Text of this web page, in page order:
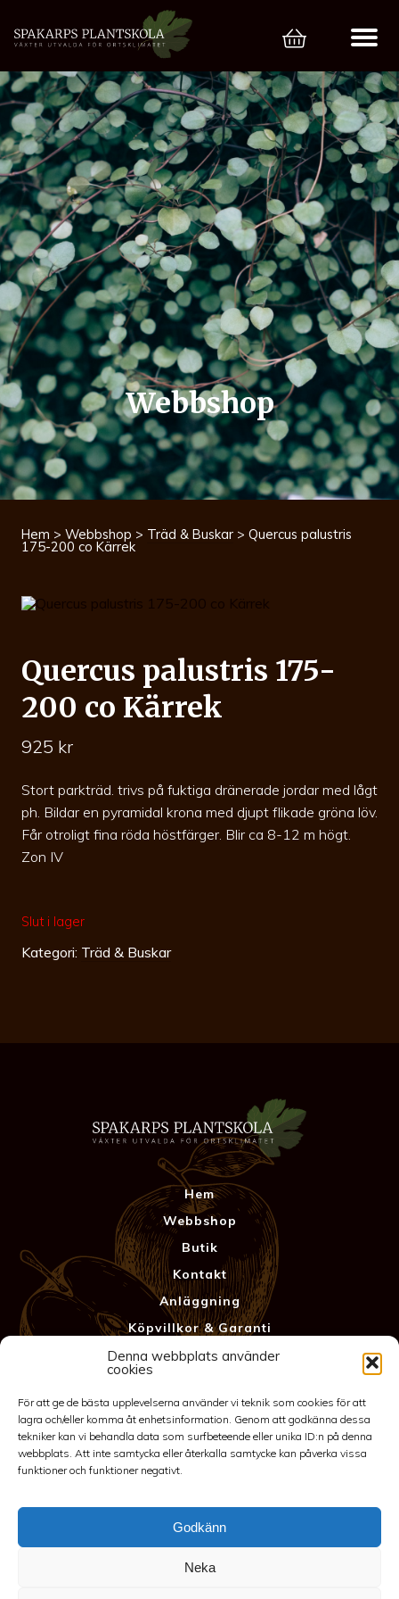
Denna webbplats använder
cookies
För att ge de bästa upplevelserna använder vi teknik som cookies för att
lagra och/eller komma åt enhetsinformation. Genom att godkänna dessa
tekniker kan vi behandla data som surfbeteende eller unika ID:n på denna
webbplats. Att inte samtycka eller återkalla samtycke kan påverka vissa
funktioner och funktioner negativt.
Godkänn
Neka
Webbshop
Hem > Webbshop > Träd & Buskar > Quercus palustris
175-200 co Kärrek
Quercus palustris 175-
200 co Kärrek
925 kr
Stort parkträd. trivs på fuktiga dränerade jordar med lågt
ph. Bildar en pyramidal krona med djupt flikade gröna löv.
Får otroligt fina röda höstfärger. Blir ca 8-12 m högt.
Zon IV
Slut i lager
Kategori: Träd & Buskar
Hem
Webbshop
Butik
Kontakt
Anläggning
Köpvillkor & Garanti
Integritetspolicy
spakarp@outlook.com